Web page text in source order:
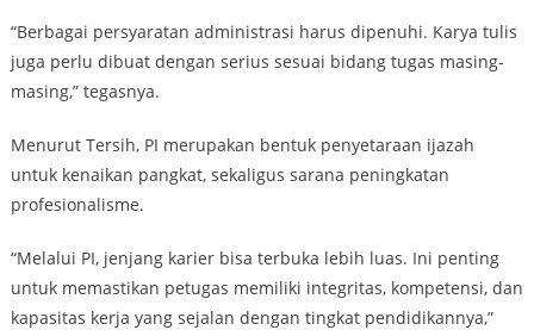
“Berbagai persyaratan administrasi harus dipenuhi. Karya tulis
juga perlu dibuat dengan serius sesuai bidang tugas masing-
masing,” tegasnya.
Menurut Tersih, PI merupakan bentuk penyetaraan ijazah
untuk kenaikan pangkat, sekaligus sarana peningkatan
profesionalisme.
“Melalui PI, jenjang karier bisa terbuka lebih luas. Ini penting
untuk memastikan petugas memiliki integritas, kompetensi, dan
kapasitas kerja yang sejalan dengan tingkat pendidikannya,”